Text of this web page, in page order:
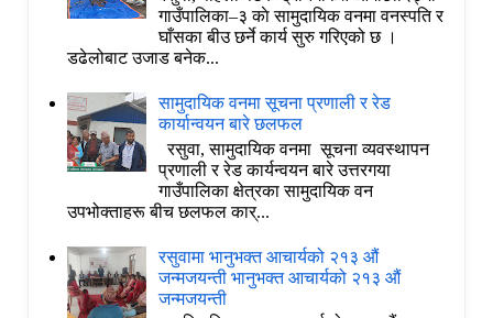
गाउँपालिका–३ काे सामुदायिक वनमा वनस्पति र
घाँसका बीउ छर्ने कार्य सुरु गरिएको छ ।
डढेलोबाट उजाड बनेक...
सामुदायिक वनमा सूचना प्रणाली र रेड
कार्यान्वयन बारे छलफल
रसुवा, सामुदायिक वनमा सूचना व्यवस्थापन
प्रणाली र रेड कार्यन्वयन बारे उत्तरगया
गाउँपालिका क्षेत्रका सामुदायिक वन
उपभोक्ताहरू बीच छलफल कार्...
रसुवामा भानुभक्त आचार्यको २१३ औं
जन्मजयन्ती भानुभक्त आचार्यको २१३ औं
जन्मजयन्ती